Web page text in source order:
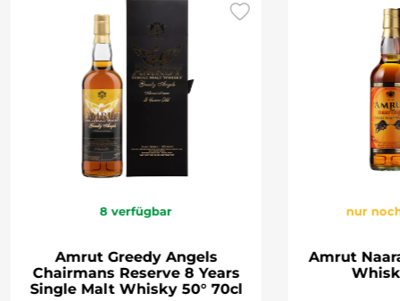
8 verfügbar
Amrut Greedy Angels
Chairmans Reserve 8 Years
Single Malt Whisky 50° 70cl
nur
Amrut